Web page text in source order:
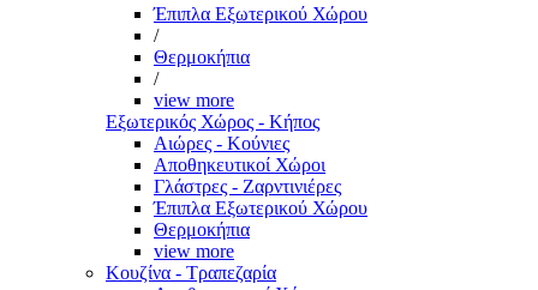
Έπιπλα Εξωτερικού Χώρου
/
Θερμοκήπια
/
view more
Εξωτερικός Χώρος - Κήπος
Αιώρες - Κούνιες
Αποθηκευτικοί Χώροι
Γλάστρες - Ζαρντινιέρες
Έπιπλα Εξωτερικού Χώρου
Θερμοκήπια
view more
Κουζίνα - Τραπεζαρία